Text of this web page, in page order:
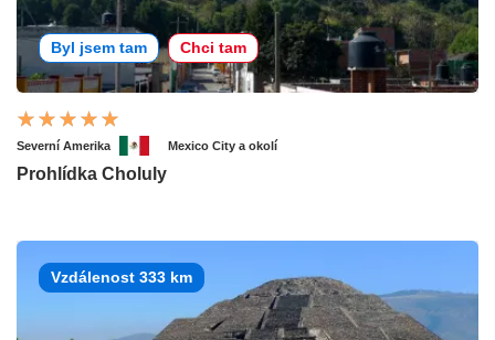
Byl jsem tam Chci tam
Severní Amerika Mexico City a okolí
Prohlídka Choluly
Vzdálenost 333 km